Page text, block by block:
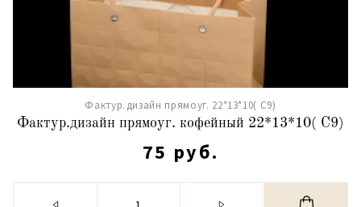
Фактур.дизайн прямоуг. 22*13*10( С9)
Фактур.дизайн прямоуг. кофейный 22*13*10( С9)
75 руб.